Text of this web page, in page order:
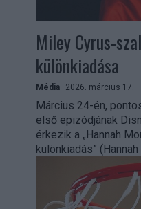
Miley Cyrus-
különkiadása
Média 2026. március 17.
Március 24-én,
első epizódjának
érkezik a „Hannah
különkiadás”